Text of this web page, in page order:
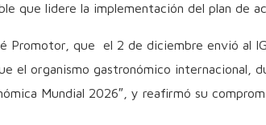
que lidere la implementación del plan de
Promotor, que el 2 de diciembre envió al
el organismo gastronómico internacional,
Mundial 2026″, y reafirmó su